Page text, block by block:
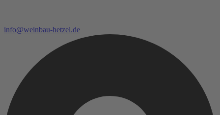
info@weinbau-hetzel.de